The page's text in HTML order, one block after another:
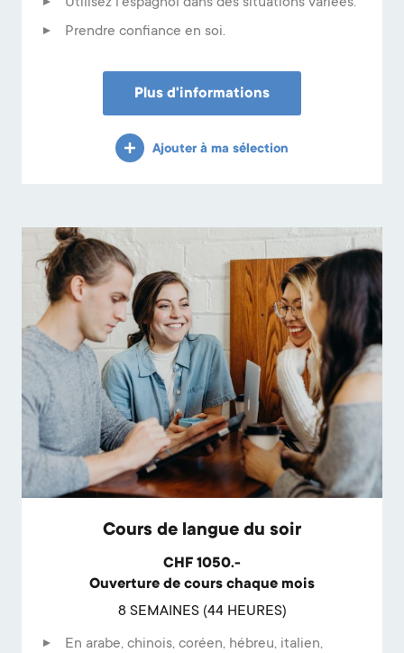
Prendre confiance en soi.
Plus d'informations
Ajouter à ma sélection
Cours de langue du soir
CHF 1050.-
Ouverture de cours chaque mois
8 SEMAINES (44 HEURES)
En arabe, chinois, coréen, hébreu, italien,